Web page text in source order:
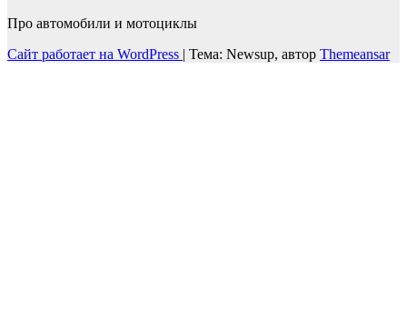
Про автомобили и мотоциклы
Сайт работает на WordPress | Тема: Newsup, автор Themeansar